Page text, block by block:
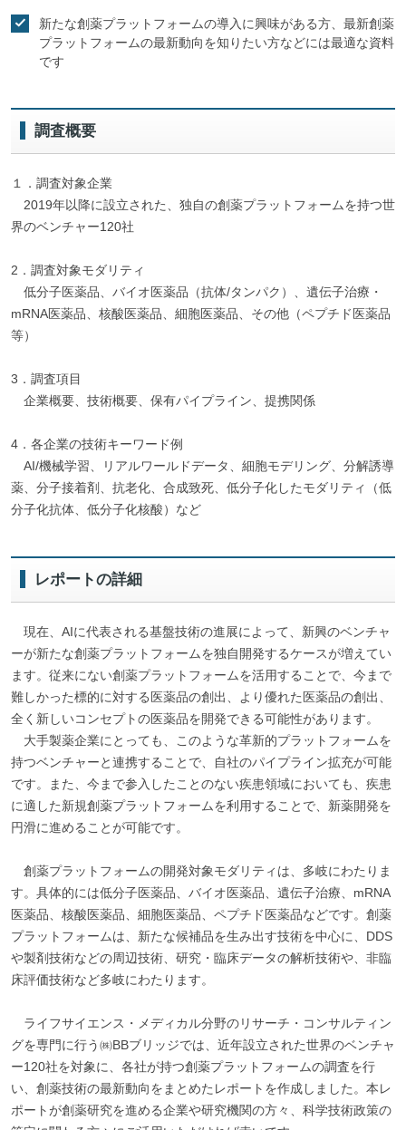
新たな創薬プラットフォームの導入に興味がある方、最新創薬
プラットフォームの最新動向を知りたい方などには最適な資料
です
調査概要
１．調査対象企業
2019年以降に設立された、独自の創薬プラットフォームを持つ世
界のベンチャー120社
2．調査対象モダリティ
低分子医薬品、バイオ医薬品（抗体/タンパク）、遺伝子治療・
mRNA医薬品、核酸医薬品、細胞医薬品、その他（ペプチド医薬品
等）
3．調査項目
企業概要、技術概要、保有パイプライン、提携関係
4．各企業の技術キーワード例
AI/機械学習、リアルワールドデータ、細胞モデリング、分解誘導
薬、分子接着剤、抗老化、合成致死、低分子化したモダリティ（低
分子化抗体、低分子化核酸）など
レポートの詳細
現在、AIに代表される基盤技術の進展によって、新興のベンチャ
ーが新たな創薬プラットフォームを独自開発するケースが増えてい
ます。従来にない創薬プラットフォームを活用することで、今まで
難しかった標的に対する医薬品の創出、より優れた医薬品の創出、
全く新しいコンセプトの医薬品を開発できる可能性があります。
大手製薬企業にとっても、このような革新的プラットフォームを
持つベンチャーと連携することで、自社のパイプライン拡充が可能
です。また、今まで参入したことのない疾患領域においても、疾患
に適した新規創薬プラットフォームを利用することで、新薬開発を
円滑に進めることが可能です。
創薬プラットフォームの開発対象モダリティは、多岐にわたりま
す。具体的には低分子医薬品、バイオ医薬品、遺伝子治療、mRNA
医薬品、核酸医薬品、細胞医薬品、ペプチド医薬品などです。創薬
プラットフォームは、新たな候補品を生み出す技術を中心に、DDS
や製剤技術などの周辺技術、研究・臨床データの解析技術や、非臨
床評価技術など多岐にわたります。
ライフサイエンス・メディカル分野のリサーチ・コンサルティン
グを専門に行う㈱BBブリッジでは、近年設立された世界のベンチャ
ー120社を対象に、各社が持つ創薬プラットフォームの調査を行
い、創薬技術の最新動向をまとめたレポートを作成しました。本レ
ポートが創薬研究を進める企業や研究機関の方々、科学技術政策の